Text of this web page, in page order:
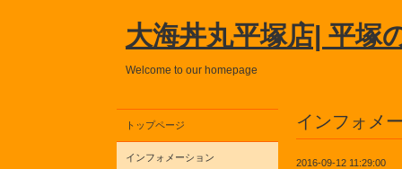
大海丼丸平塚店| 平塚
Welcome to our homepage
インフォメ
2016-09-12 11:29:00
トップページ
インフォメーション